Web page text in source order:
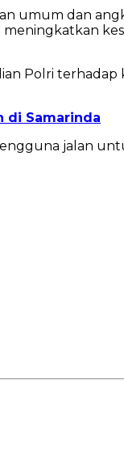
umum dan
Polri terhadap
di Samarinda
jalan